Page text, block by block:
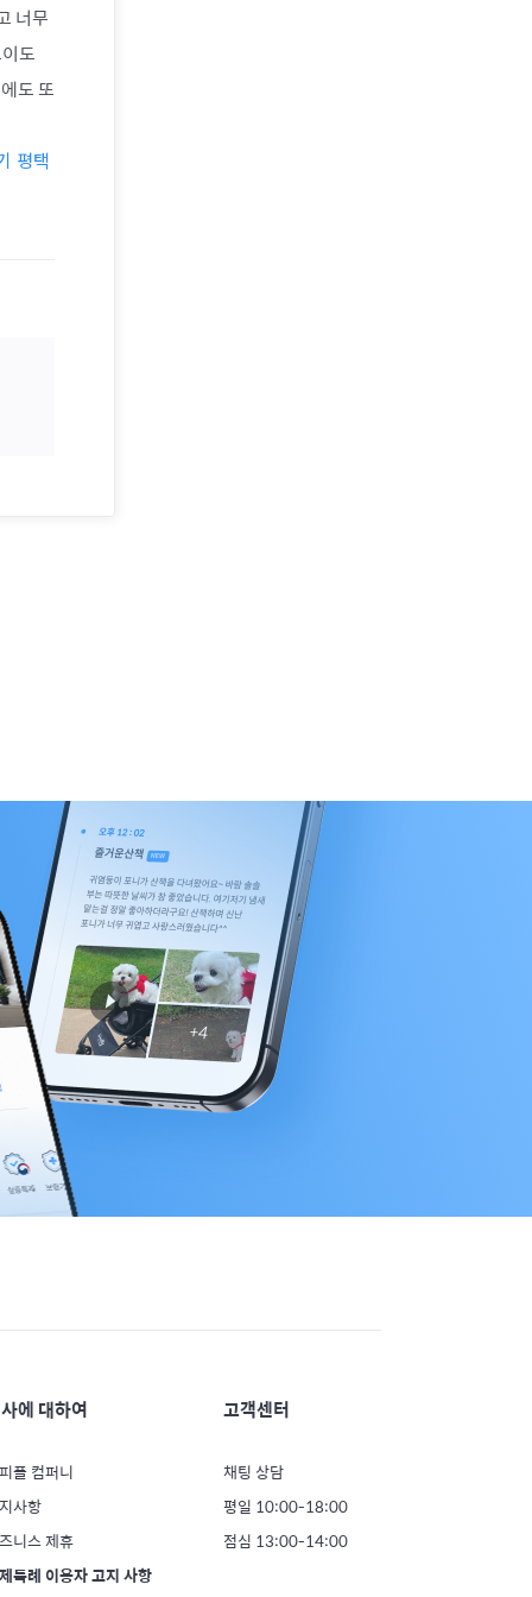
너무
도
도 또
평택
에 대하여
플 컴퍼니
사항
니스 제휴
특례 이용자 고지 사항
고객센터
채팅 상담
평일 10:00-18:00
점심 13:00-14:00